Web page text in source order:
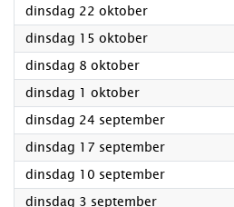
dinsdag 22 oktober2024
dinsdag 15 oktober2024
dinsdag 8 oktober2024
dinsdag 1 oktober2024
dinsdag 24 september2024
dinsdag 17 september2024
dinsdag 10 september2024
dinsdag 3 september2024